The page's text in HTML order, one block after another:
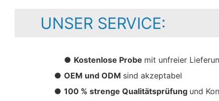
UNSER SERVICE:
● Kostenlose Probe mit unfreier
● OEM und ODM sind akzeptabel
● 100 % strenge Qualitätsprüfung und